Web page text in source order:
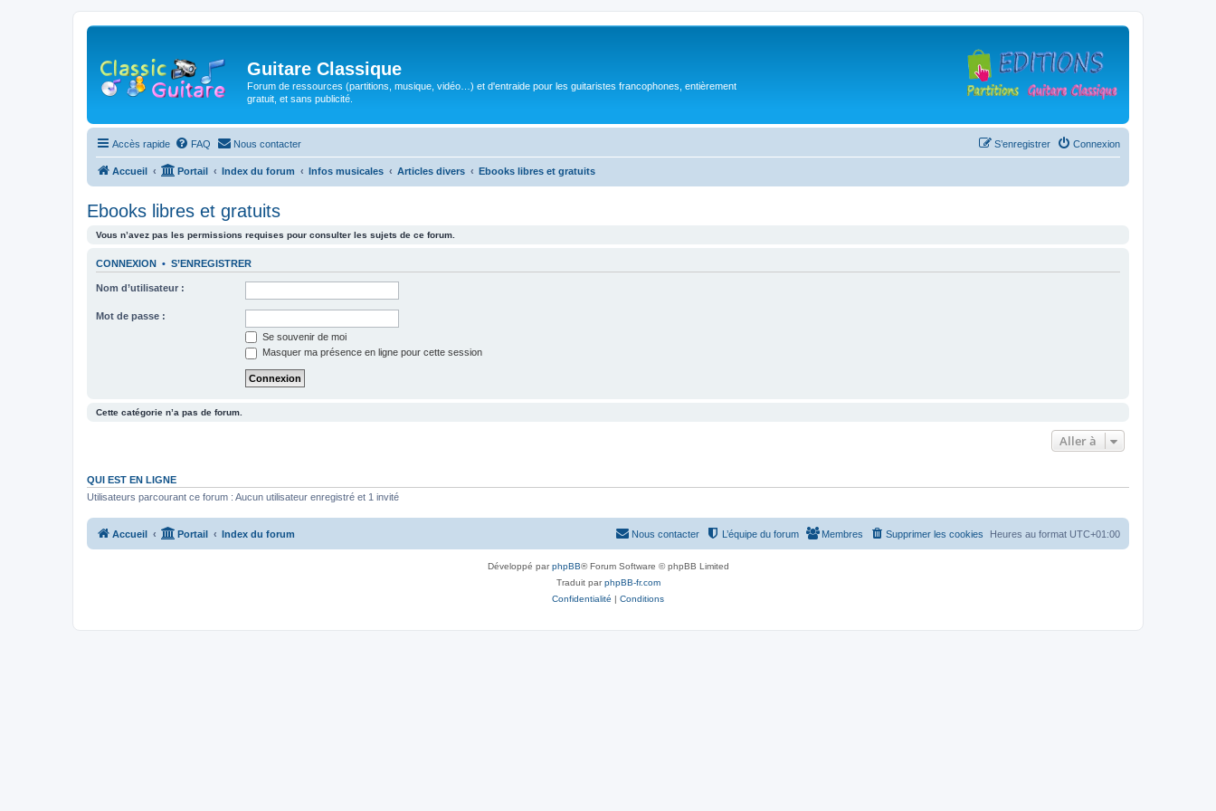
Guitare Classique
Forum de ressources (partitions, musique, vidéo…) et d'entraide pour les guitaristes francophones, entièrement
gratuit, et sans publicité.
Accès rapide FAQ Nous contacter Connexion
S’enregistrer
Accueil Portail Index du forum Infos musicales Articles divers Ebooks libres et gratuits
Ebooks libres et gratuits
Vous n’avez pas les permissions requises pour consulter les sujets de ce forum.
CONNEXION • S’ENREGISTRER
Nom d’utilisateur :
Mot de passe :
Se souvenir de moi
Masquer ma présence en ligne pour cette session
Cette catégorie n’a pas de forum.
Aller à
QUI EST EN LIGNE
Utilisateurs parcourant ce forum : Aucun utilisateur enregistré et 1 invité
Accueil Portail Index du forum Heures au format UTC+01:00
Supprimer les cookies
Membres
L’équipe du forum
Nous contacter
Développé parphpBB® Forum Software © phpBB Limited
Traduit parphpBB-fr.com
Confidentialité | Conditions